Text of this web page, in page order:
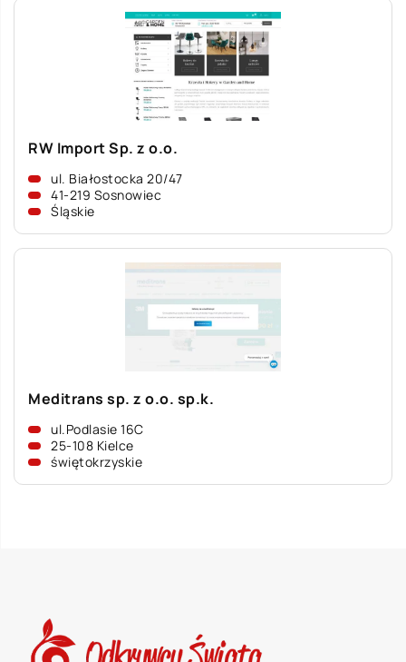
RW Import Sp. z o.o.
ul. Białostocka 20/47
41-219 Sosnowiec
Śląskie
Meditrans sp. z o.o. sp.k.
ul.Podlasie 16C
25-108 Kielce
świętokrzyskie